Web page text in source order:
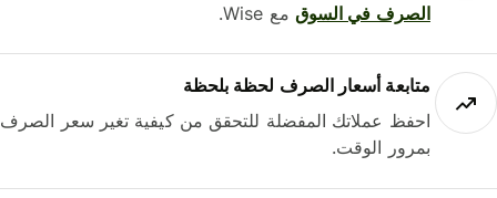
الصرف في السوقمع Wise.
متابعة أسعار الصرف لحظة بلحظة
احفظ عملاتك المفضلة للتحقق من كيفية تغير سعر الصرف
بمرور الوقت.